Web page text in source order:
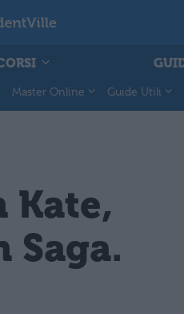
Master Online Guide Utili
Kate,
Saga.